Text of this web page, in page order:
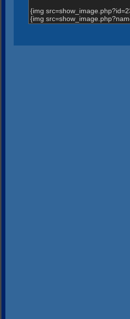
{img
{img